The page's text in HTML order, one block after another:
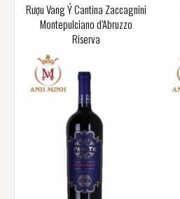
Rượu Vang Ý Cantina Zaccagnini
Montepulciano d’Abruzzo
Riserva